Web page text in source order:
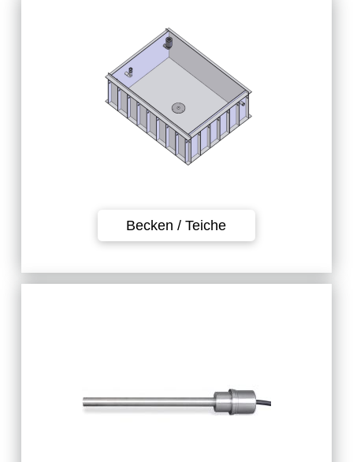
Gefertigt aus 10 mm PE-Platten
und können komplett angeliefert
werden. Auf Wunsch sind auch
andere Formen und Maße
möglich.
Becken / Teiche